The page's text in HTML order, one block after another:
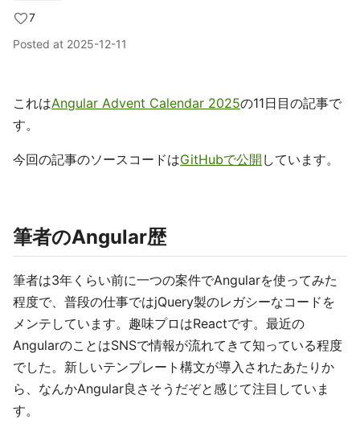
7
Posted at 2025-12-11
これはAngular Advent Calendar 2025の11日目の記事で
す。
今回の記事のソースコードはGitHubで公開 しています。
筆者のAngular歴
筆者は3年くらい前に一つの案件でAngularを使ってみた
程度で、普段の仕事ではjQuery製のレガシーなコードを
メンテしています。趣味プロはReactです。最近の
AngularのことはSNSで情報が流れてきて知っている程度
でした。新しいテンプレート構文が導入されたあたりか
ら、なんかAngular良さそうだぞと感じて注目していま
す。